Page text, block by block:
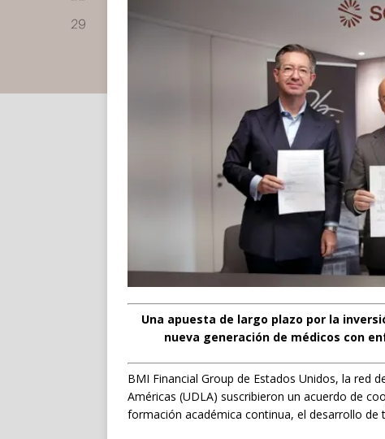
Una apuesta de largo plazo por la
nueva generación de médicos con
BMI Financial Group de Estados Unidos, la red
Américas (UDLA) suscribieron un acuerdo de
formación académica continua, el desarrollo de